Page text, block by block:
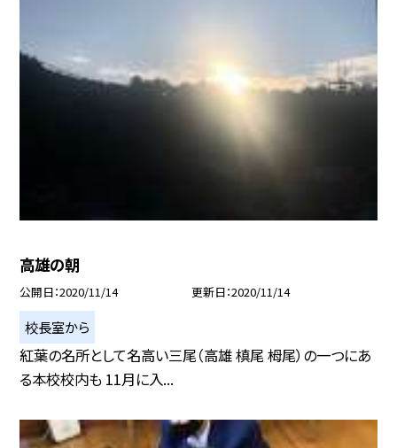
高雄の朝
公開日 2020/11/14 更新日 2020/11/14
校長室から
紅葉の名所として名高い三尾（高雄 槙尾 栂尾）の一つにあ
る本校校内も 11月に入...